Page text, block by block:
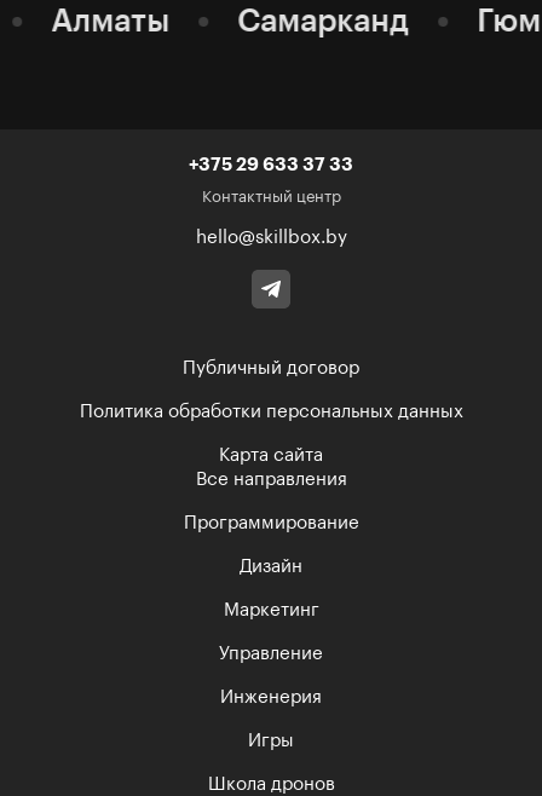
Алматы Самарканд
+375 29 633 37 33
Контактный центр
hello@skillbox.by
Публичный договор
Политика обработки персональных данных
Карта сайта
Все направления
Программирование
Дизайн
Маркетинг
Управление
Инженерия
Игры
Школа дронов